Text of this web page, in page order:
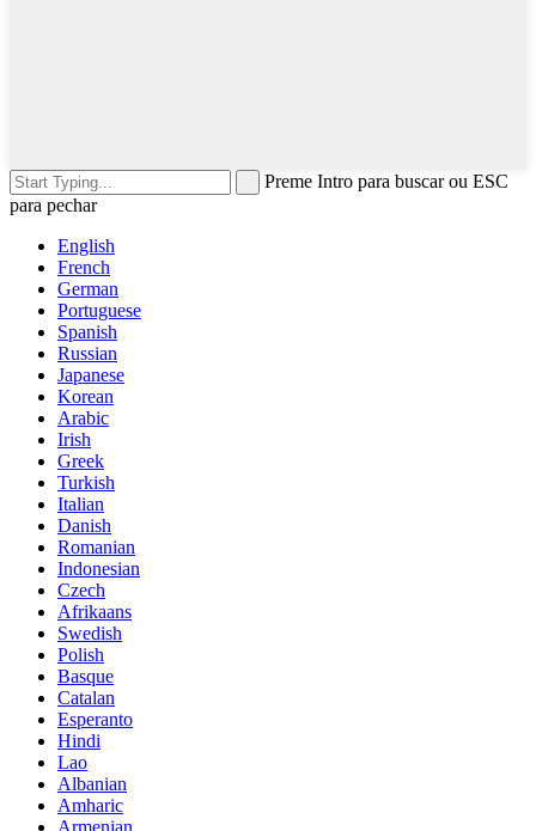
Preme Intro para buscar ou ESC
para pechar
English
French
German
Portuguese
Spanish
Russian
Japanese
Korean
Arabic
Irish
Greek
Turkish
Italian
Danish
Romanian
Indonesian
Czech
Afrikaans
Swedish
Polish
Basque
Catalan
Esperanto
Hindi
Lao
Albanian
Amharic